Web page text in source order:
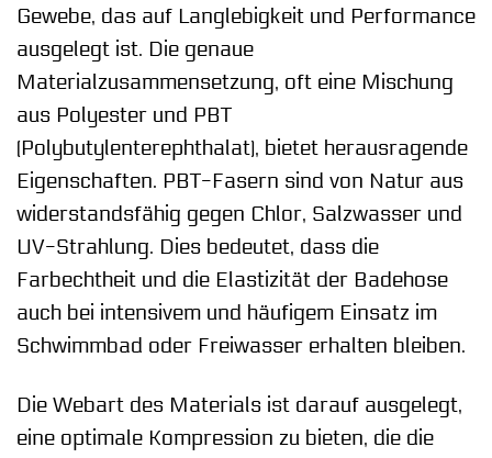
Gewebe, das auf Langlebigkeit und Performance
ausgelegt ist. Die genaue
Materialzusammensetzung, oft eine Mischung
aus Polyester und PBT
(Polybutylenterephthalat), bietet herausragende
Eigenschaften. PBT-Fasern sind von Natur aus
widerstandsfähig gegen Chlor, Salzwasser und
UV-Strahlung. Dies bedeutet, dass die
Farbechtheit und die Elastizität der Badehose
auch bei intensivem und häufigem Einsatz im
Schwimmbad oder Freiwasser erhalten bleiben.
Die Webart des Materials ist darauf ausgelegt,
eine optimale Kompression zu bieten, die die